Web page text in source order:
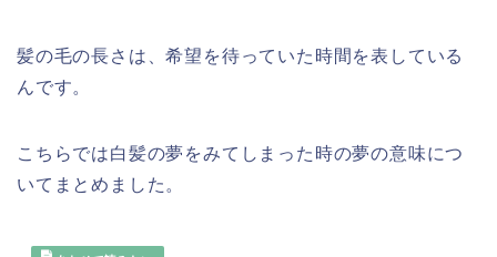
髪の毛の長さは、希望を待っていた時間を表している
んです。
こちらでは白髪の夢をみてしまった時の夢の意味につ
いてまとめました。